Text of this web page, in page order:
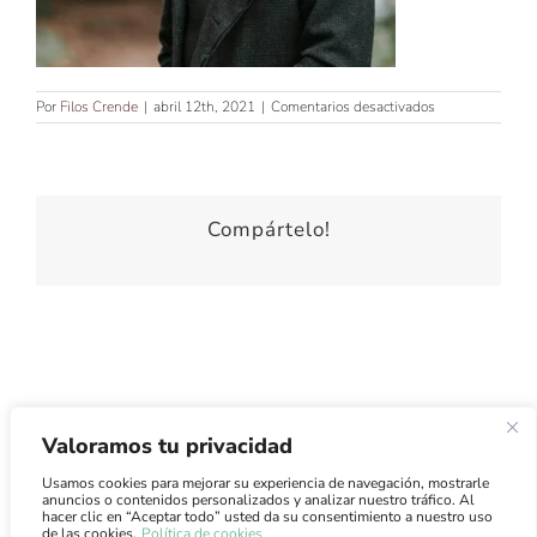
Valoramos tu privacidad
Usamos cookies para mejorar su experiencia de navegación, mostrarle
anuncios o contenidos personalizados y analizar nuestro tráfico. Al
hacer clic en “Aceptar todo” usted da su consentimiento a nuestro uso
Por Filos Crende | abril 12th, 2021 | Comentarios desactivados
Compártelo!
Atención al Cliente·Condiciones de Uso·Condiciones de
Venta·Envíos